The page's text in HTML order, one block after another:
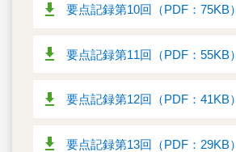
要点記録第10回（PDF：75KB）
要点記録第11回（PDF：55KB）
要点記録第12回（PDF：41KB）
要点記録第13回（PDF：29KB）